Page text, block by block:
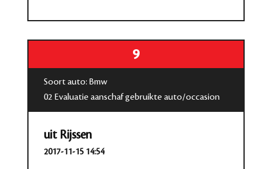
9
Soort auto: Bmw
02 Evaluatie aanschaf gebruikte auto/occasion
uit Rijssen
2017-11-15 14:54